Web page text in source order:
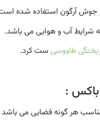
جوش آرگون استفاده شده
شرایط آب و هوایی می باشد.
طاووسی ست کرد.
باکس :
هر گونه فضایی می